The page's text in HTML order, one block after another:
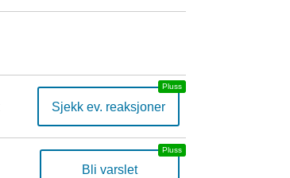
Sjekk ev. reaksjoner
Bli varslet